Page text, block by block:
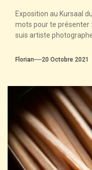
Exposition au Kursaal
mots pour te présenter
suis artiste
Florian 20 Octobre 2021